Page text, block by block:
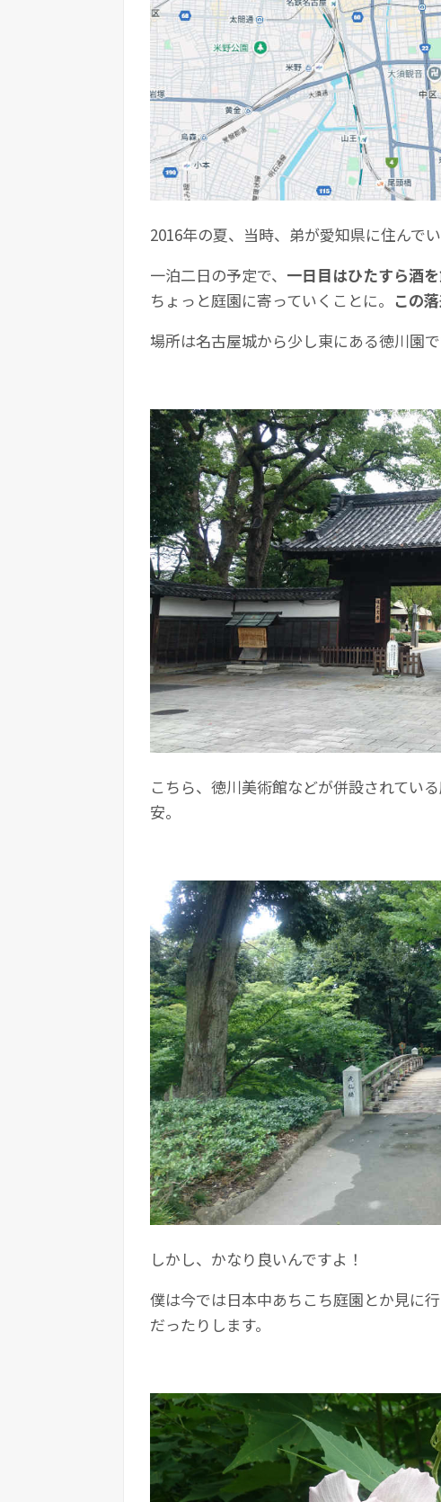
2016年の夏、当時、弟が愛知県に住んで
一泊二日の予定で、 一日目はひたすら酒
ちょっと庭園に寄っていくことに。 この落
場所は名古屋城から少し東にある徳川園で
こちら、徳川美術館などが併設されてい
安。
しかし、かなり良いんですよ！
僕は今では日本中あちこち庭園とか見に
だったりします。